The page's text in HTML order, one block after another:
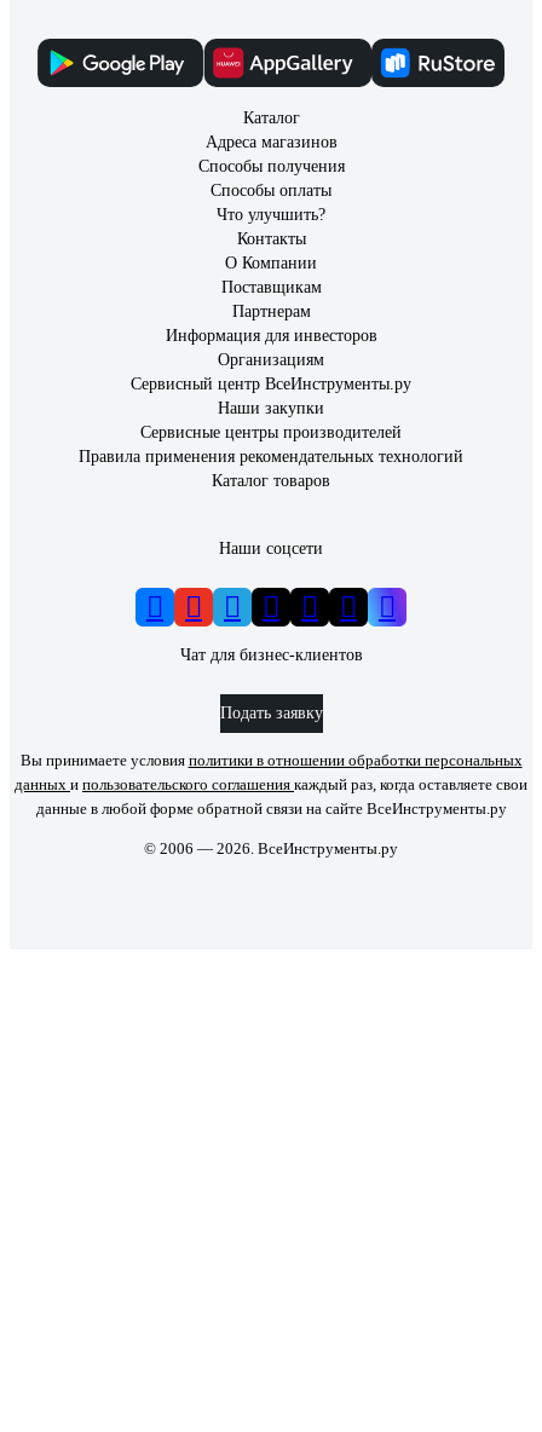
Каталог
Адреса магазинов
Способы получения
Способы оплаты
Что улучшить?
Контакты
О Компании
Поставщикам
Партнерам
Информация для инвесторов
Организациям
Сервисный центр ВсеИнструменты.ру
Наши закупки
Сервисные центры производителей
Правила применения рекомендательных технологий
Каталог товаров
Наши соцсети
Чат для бизнес-клиентов
Подать заявку
Вы принимаете условия политики в отношении обработки персональных
данных и пользовательского соглашения каждый раз, когда оставляете свои
данные в любой форме обратной связи на сайте ВсеИнструменты.ру
© 2006 — 2026. ВсеИнструменты.ру